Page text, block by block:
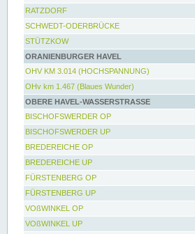
RATZDORF
SCHWEDT-ODERBRÜCKE
STÜTZKOW
ORANIENBURGER HAVEL
OHV KM 3.014 (HOCHSPANNUNG)
OHv km 1.467 (Blaues Wunder)
OBERE HAVEL-WASSERSTRASSE
BISCHOFSWERDER OP
BISCHOFSWERDER UP
BREDEREICHE OP
BREDEREICHE UP
FÜRSTENBERG OP
FÜRSTENBERG UP
VOßWINKEL OP
VOßWINKEL UP